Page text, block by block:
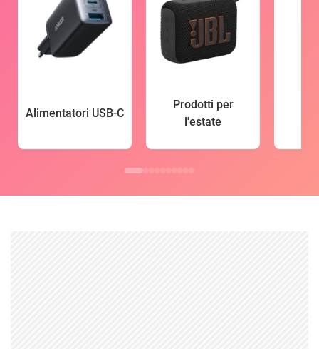
Alimentatori USB-C
Prodotti per
l'estate